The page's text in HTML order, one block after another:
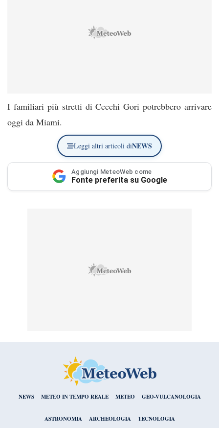
I familiari più stretti di Cecchi Gori potrebbero arrivare
oggi da Miami.
Leggi altri articoli diNEWS
Aggiungi MeteoWeb come
Fonte preferita su Google
NEWS METEO IN TEMPO REALE METEO GEO-VULCANOLOGIA
ASTRONOMIA ARCHEOLOGIA TECNOLOGIA